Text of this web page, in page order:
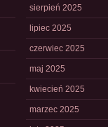
sierpień 2025
lipiec 2025
czerwiec 2025
maj 2025
kwiecień 2025
marzec 2025